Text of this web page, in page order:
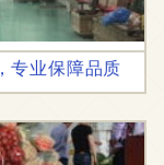
专业保障品质